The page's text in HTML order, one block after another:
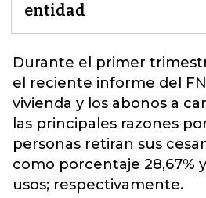
entidad
Durante el primer
el reciente informe del
vivienda y los abonos a
las principales razones
personas retiran sus
como porcentaje 28,67%
usos; respectivamente.